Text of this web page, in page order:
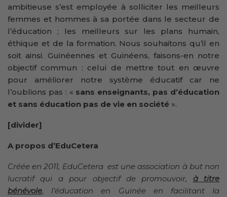
ambitieuse s’est employée à solliciter les meilleurs
femmes et hommes à sa portée dans le secteur de
l’éducation ; les meilleurs sur les plans humain,
éthique et de la formation. Nous souhaitons qu’il en
soit ainsi. Guinéennes et Guinéens, faisons-en notre
objectif commun : celui de mettre tout en œuvre
pour améliorer notre système éducatif car ne
l’oublions pas : « sans enseignants, pas d’éducation
et sans éducation pas de vie en société ».
[divider]
A propos d’EduCetera
Créée en 2011, EduCetera est une association à but non
lucratif qui a pour objectif de promouvoir, à titre
bénévole, l’éducation en Guinée en facilitant la